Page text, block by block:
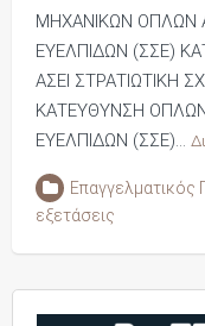
ΜΗΧΑΝΙΚΩΝ ΟΠΛΩΝ
ΕΥΕΛΠΙΔΩΝ (ΣΣΕ)
ΑΣΕΙ ΣΤΡΑΤΙΩΤΙΚΗ
ΚΑΤΕΥΘΥΝΣΗ ΟΠΛΩΝ
ΕΥΕΛΠΙΔΩΝ (ΣΣΕ)…
εξετάσεις